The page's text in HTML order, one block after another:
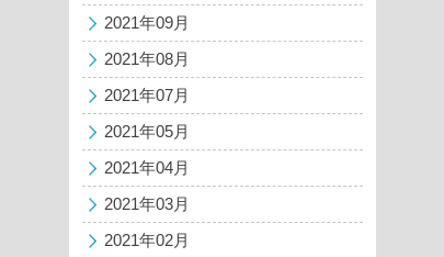
2021年09月
2021年08月
2021年07月
2021年05月
2021年04月
2021年03月
2021年02月